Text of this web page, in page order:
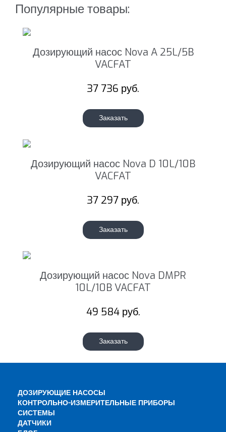
Популярные товары:
Дозирующий насос Nova A 25L/5B
VACFAT
37 736 руб.
Заказать
Дозирующий насос Nova D 10L/10B
VACFAT
37 297 руб.
Заказать
Дозирующий насос Nova DMPR
10L/10B VACFAT
49 584 руб.
Заказать
ДОЗИРУЮЩИЕ НАСОСЫ
КОНТРОЛЬНО-ИЗМЕРИТЕЛЬНЫЕ ПРИБОРЫ
СИСТЕМЫ
ДАТЧИКИ